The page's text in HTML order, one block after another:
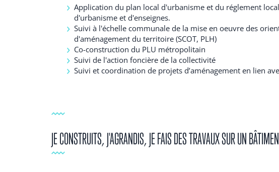
Application du plan local d'urbanisme et du réglement
d'urbanisme et d'enseignes.
Suivi à l'échelle communale de la mise en oeuvre des
d'aménagement du territoire (SCOT, PLH)
Co-construction du PLU métropolitain
Suivi de l'action foncière de la collectivité
Suivi et coordination de projets d’aménagement en lien
JE CONSTRUITS, J'AGRANDIS, JE FAIS DES TRAVAUX SUR UN